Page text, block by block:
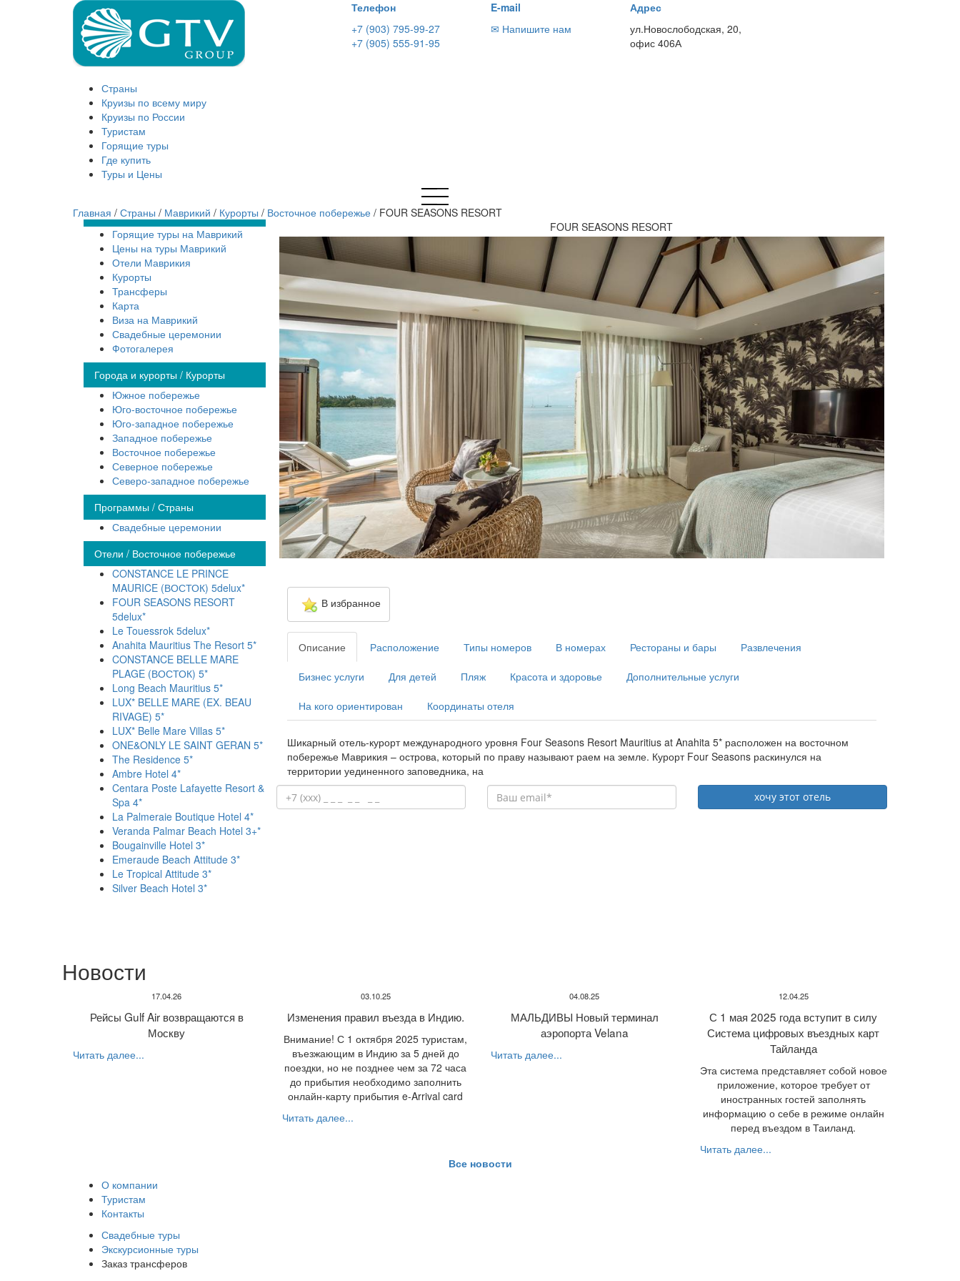
Телефон
+7 (903) 795-99-27
+7 (905) 555-91-95
E-mail
✉ Напишите нам
Адрес
ул.Новослободская, 20,
офис 406А
Страны
Круизы по всему миру
Круизы по России
Туристам
Горящие туры
Где купить
Туры и Цены
Главная / Страны / Маврикий / Курорты / Восточное побережье / FOUR SEASONS RESORT
FOUR SEASONS RESORT
В избранное
Описание Расположение Типы номеров В номерах Рестораны и бары Развлечения
Бизнес услуги Для детей Пляж Красота и здоровье Дополнительные услуги
На кого ориентирован Координаты отеля
Шикарный отель-курорт международного уровня Four Seasons Resort Mauritius at Anahita 5* расположен на восточном
побережье Маврикия – острова, который по праву называют раем на земле. Курорт Four Seasons раскинулся на
территории уединенного заповедника, на
Горящие туры на Маврикий
Цены на туры Маврикий
Отели Маврикия
Курорты
Трансферы
Карта
Виза на Маврикий
Свадебные церемонии
Фотогалерея
Города и курорты / Курорты
Южное побережье
Юго-восточное побережье
Юго-западное побережье
Западное побережье
Восточное побережье
Северное побережье
Северо-западное побережье
Программы / Страны
Свадебные церемонии
Отели / Восточное побережье
CONSTANCE LE PRINCE
MAURICE (ВОСТОК) 5delux*
FOUR SEASONS RESORT
5delux*
Le Touessrok 5delux*
Anahita Mauritius The Resort 5*
CONSTANCE BELLE MARE
PLAGE (ВОСТОК) 5*
Long Beach Mauritius 5*
LUX* BELLE MARE (EX. BEAU
RIVAGE) 5*
LUX* Belle Mare Villas 5*
ONE&ONLY LE SAINT GERAN 5*
The Residence 5*
Ambre Hotel 4*
Centara Poste Lafayette Resort &
Spa 4*
La Palmeraie Boutique Hotel 4*
Veranda Palmar Beach Hotel 3+*
Bougainville Hotel 3*
Emeraude Beach Attitude 3*
Le Tropical Attitude 3*
Silver Beach Hotel 3*
Новости
17.04.26
Рейсы Gulf Air возвращаются в
Москву
Читать далее...
03.10.25
Изменения правил въезда в Индию.
Внимание! С 1 октября 2025 туристам,
въезжающим в Индию за 5 дней до
поездки, но не позднее чем за 72 часа
до прибытия необходимо заполнить
онлайн-карту прибытия e-Arrival card
Читать далее...
04.08.25
МАЛЬДИВЫ Новый терминал
аэропорта Velana
Читать далее...
12.04.25
С 1 мая 2025 года вступит в силу
Система цифровых въездных карт
Тайланда
Эта система представляет собой новое
приложение, которое требует от
иностранных гостей заполнять
информацию о себе в режиме онлайн
перед въездом в Таиланд.
Читать далее...
Все новости
О компании
Туристам
Контакты
Свадебные туры
Экскурсионные туры
Заказ трансферов